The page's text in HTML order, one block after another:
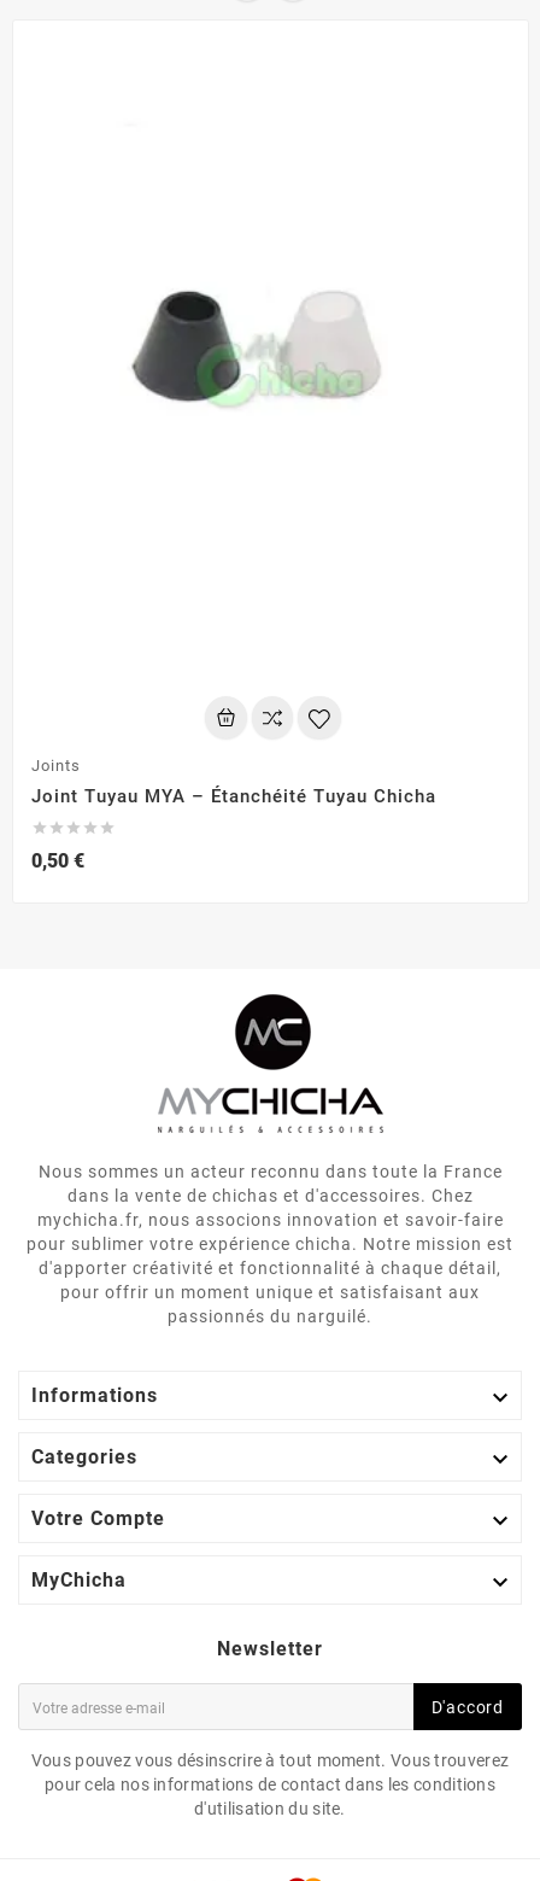
Joints
Joint Tuyau MYA – Étanchéité Tuyau Chicha
    
0,50 €
Nous sommes un acteur reconnu dans toute la France
dans la vente de chichas et d'accessoires. Chez
mychicha.fr, nous associons innovation et savoir-faire
pour sublimer votre expérience chicha. Notre mission est
d'apporter créativité et fonctionnalité à chaque détail,
pour offrir un moment unique et satisfaisant aux
passionnés du narguilé.
Informations 
Categories 
Votre Compte 
MyChicha 
Newsletter
D'accord
Vous pouvez vous désinscrire à tout moment. Vous trouverez
pour cela nos informations de contact dans les conditions
d'utilisation du site.